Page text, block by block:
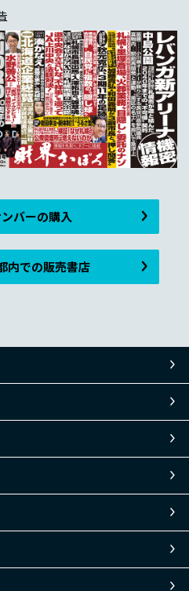
バーの購入
内での販売書店